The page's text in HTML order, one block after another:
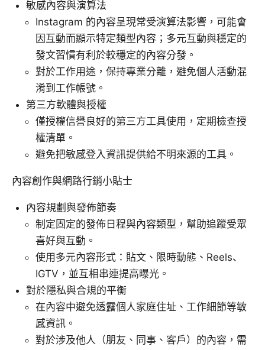
敏感內容與演算法
Instagram 的內容呈現常受演算法影響，可能會
因互動而顯示特定類型內容；多元互動與穩定的
發文習慣有利於較穩定的內容分發。
對於工作用途，保持專業分離，避免個人活動混
淆到工作帳號。
第三方軟體與授權
僅授權信譽良好的第三方工具使用，定期檢查授
權清單。
避免把敏感登入資訊提供給不明來源的工具。
內容創作與網路行銷小貼士
內容規劃與發佈節奏
制定固定的發佈日程與內容類型，幫助追蹤受眾
喜好與互動。
使用多元內容形式：貼文、限時動態、Reels、
IGTV，並互相串連提高曝光。
對於隱私與合規的平衡
在內容中避免透露個人家庭住址、工作細節等敏
感資訊。
對於涉及他人（朋友、同事、客戶）的內容，需